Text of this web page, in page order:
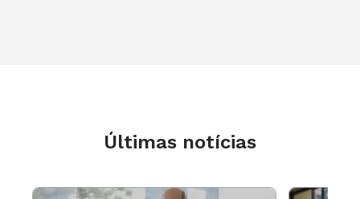
Últimas notícias